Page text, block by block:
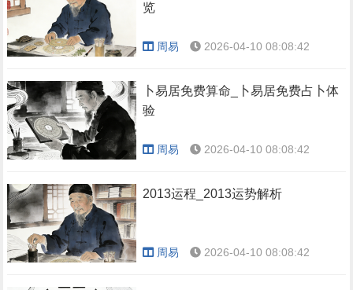
览
周易 2026-04-10 08:08:42
卜易居免费算命_卜易居免费占卜体
验
周易 2026-04-10 08:08:42
2013运程_2013运势解析
周易 2026-04-10 08:08:42